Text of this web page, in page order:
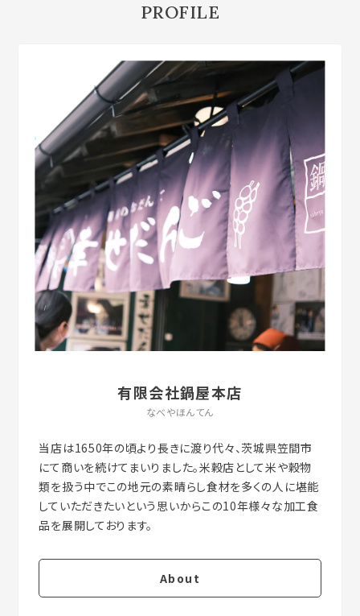
PROFILE
有限会社鍋屋本店
なべやほんてん
当店は1650年の頃より長きに渡り代々、茨城県笠間市
にて商いを続けてまいりました。米穀店として米や穀物
類を扱う中でこの地元の素晴らし食材を多くの人に堪能
していただきたいという思いからこの10年様々な加工食
About